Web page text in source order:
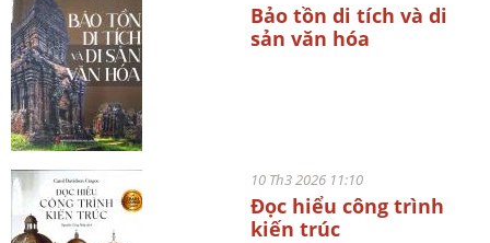
Bảo tồn di tích và di
sản văn hóa
10 Th3 2026 11:10
Đọc hiểu công trình
kiến trúc